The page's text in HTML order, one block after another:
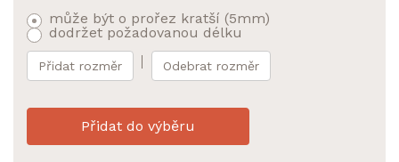
může být o prořez kratší (5mm)
dodržet požadovanou délku
Přidat rozměr Odebrat rozměr
Přidat do výběru